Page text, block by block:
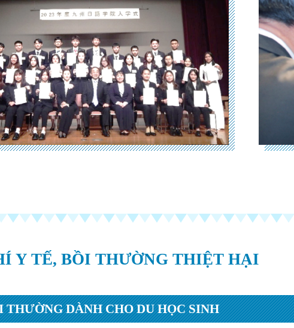
Y TẾ, BỒI THƯỜNG THIỆT HẠI
THƯỜNG DÀNH CHO DU HỌC SINH